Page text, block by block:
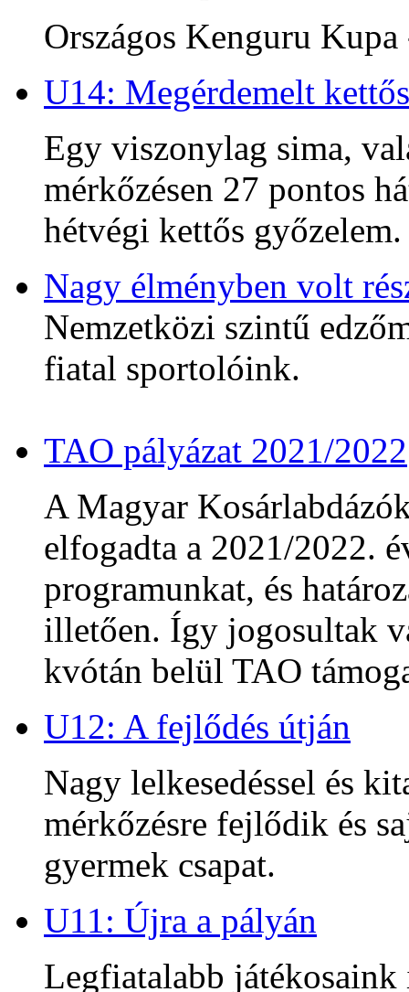
Országos Kenguru
U14: Megérdemelt
Egy viszonylag sima,
mérkőzésen 27 pontos
hétvégi kettős győzelem.
Nagy élményben volt
Nemzetközi szintű
fiatal sportolóink.
TAO pályázat 2021/2022
A Magyar
elfogadta a 2021/2022.
programunkat, és
illetően. Így jogosultak
kvótán belül TAO
U12: A fejlődés útján
Nagy lelkesedéssel és
mérkőzésre fejlődik és
gyermek csapat.
U11: Újra a pályán
Legfiatalabb